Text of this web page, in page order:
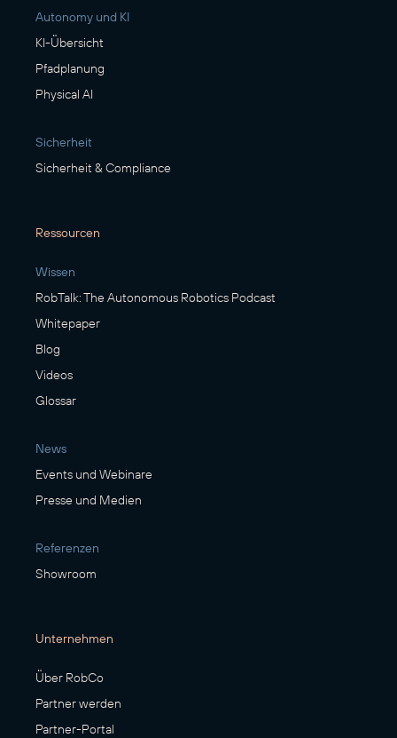
Autonomy und KI
KI-Übersicht
Pfadplanung
Physical AI
Sicherheit
Sicherheit & Compliance
Ressourcen
Wissen
RobTalk: The Autonomous Robotics Podcast
Whitepaper
Blog
Videos
Glossar
News
Events und Webinare
Presse und Medien
Referenzen
Showroom
Unternehmen
Über RobCo
Partner werden
Partner-Portal